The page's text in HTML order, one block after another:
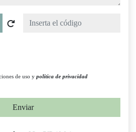
de uso y política de privacidad
Enviar